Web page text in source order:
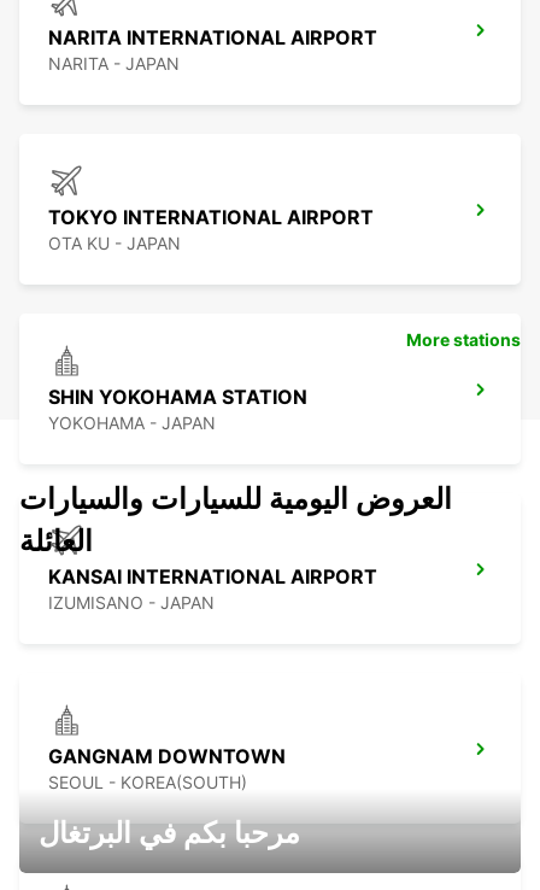
NARITA INTERNATIONAL AIRPORT
NARITA - JAPAN
TOKYO INTERNATIONAL AIRPORT
OTA KU - JAPAN
SHIN YOKOHAMA STATION
YOKOHAMA - JAPAN
KANSAI INTERNATIONAL AIRPORT
IZUMISANO - JAPAN
GANGNAM DOWNTOWN
SEOUL - KOREA(SOUTH)
More stations
العروض اليومية للسيارات والسيارات
العائلة
مرحبا بكم في البرتغال